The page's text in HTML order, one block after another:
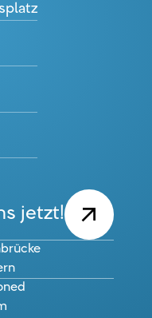
jetzt!